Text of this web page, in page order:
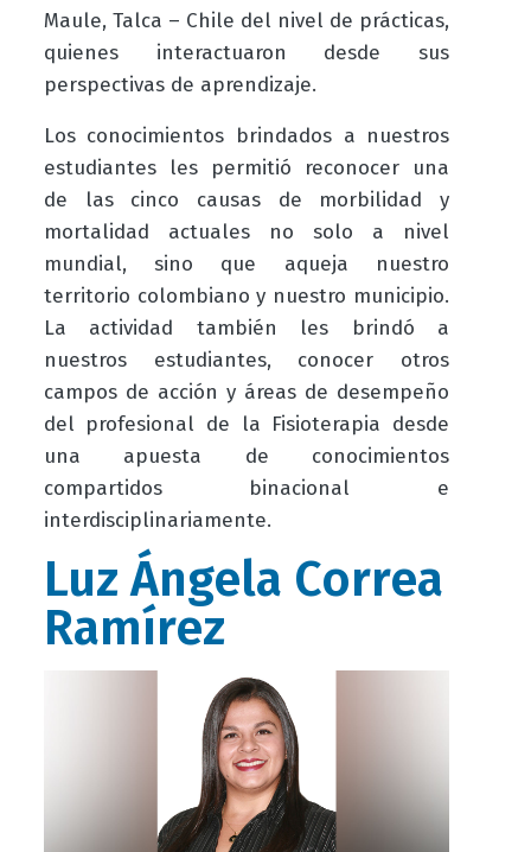
Maule, Talca – Chile del nivel de prácticas,
quienes interactuaron desde sus
perspectivas de aprendizaje.
Los conocimientos brindados a nuestros
estudiantes les permitió reconocer una
de las cinco causas de morbilidad y
mortalidad actuales no solo a nivel
mundial, sino que aqueja nuestro
territorio colombiano y nuestro municipio.
La actividad también les brindó a
nuestros estudiantes, conocer otros
campos de acción y áreas de desempeño
del profesional de la Fisioterapia desde
una apuesta de conocimientos
compartidos binacional e
interdisciplinariamente.
Luz Ángela Correa
Ramírez